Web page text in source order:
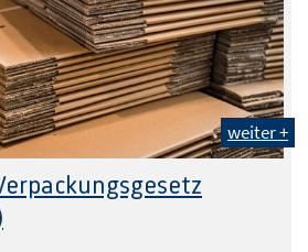
weiter +